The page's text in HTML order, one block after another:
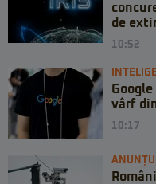
de
10:52
vârf
10:17